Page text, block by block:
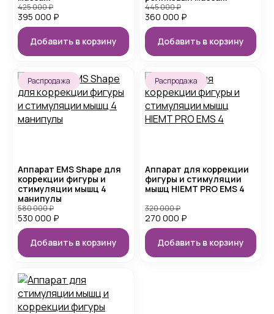
395 000 ₽
425 000₽
Добавить в корзину
360 000 ₽
445 000₽
Добавить в корзину
Распродажа
Аппарат EMS Shape для
коррекции фигуры и
стимуляции мышц 4
манипулы
530 000 ₽
580 000₽
Добавить в корзину
Распродажа
Аппарат для коррекции
фигуры и стимуляции
мышц HIEMT PRO EMS 4
270 000 ₽
320 000₽
Добавить в корзину